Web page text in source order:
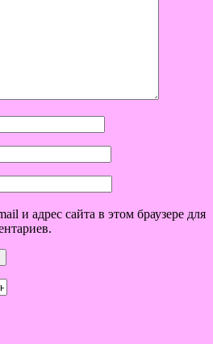
и адрес сайта в этом браузере для